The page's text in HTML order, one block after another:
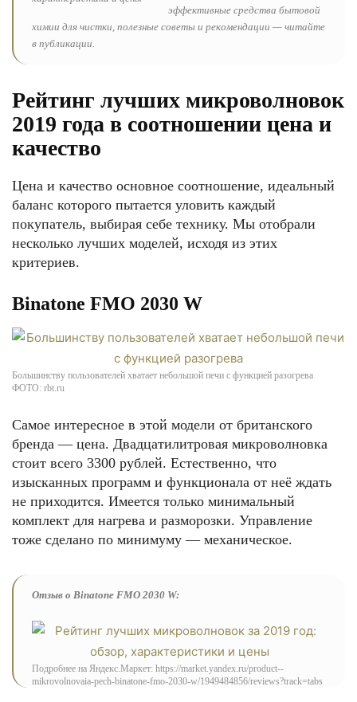
эффективные средства бытовой
химии для чистки, полезные советы и рекомендации — читайте
в публикации.
Рейтинг лучших микроволновок
2019 года в соотношении цена и
качество
Цена и качество основное соотношение, идеальный
баланс которого пытается уловить каждый
покупатель, выбирая себе технику. Мы отобрали
несколько лучших моделей, исходя из этих
критериев.
Binatone FMO 2030 W
Большинству пользователей хватает небольшой печи с функцией разогрева
ФОТО: rbt.ru
Самое интересное в этой модели от британского
бренда — цена. Двадцатилитровая микроволновка
стоит всего 3300 рублей. Естественно, что
изысканных программ и функционала от неё ждать
не приходится. Имеется только минимальный
комплект для нагрева и разморозки. Управление
тоже сделано по минимуму — механическое.
Отзыв о Binatone FMO 2030 W:
Подробнее на Яндекс.Маркет: https://market.yandex.ru/product--
mikrovolnovaia-pech-binatone-fmo-2030-w/1949484856/reviews?track=tabs